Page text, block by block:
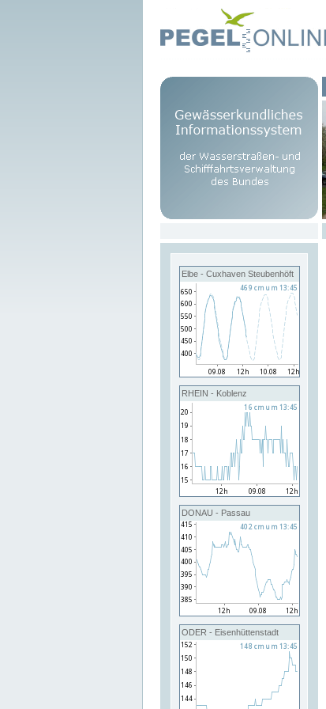
Elbe - Cuxhaven Steubenhöft
RHEIN - Koblenz
DONAU - Passau
ODER - Eisenhüttenstadt